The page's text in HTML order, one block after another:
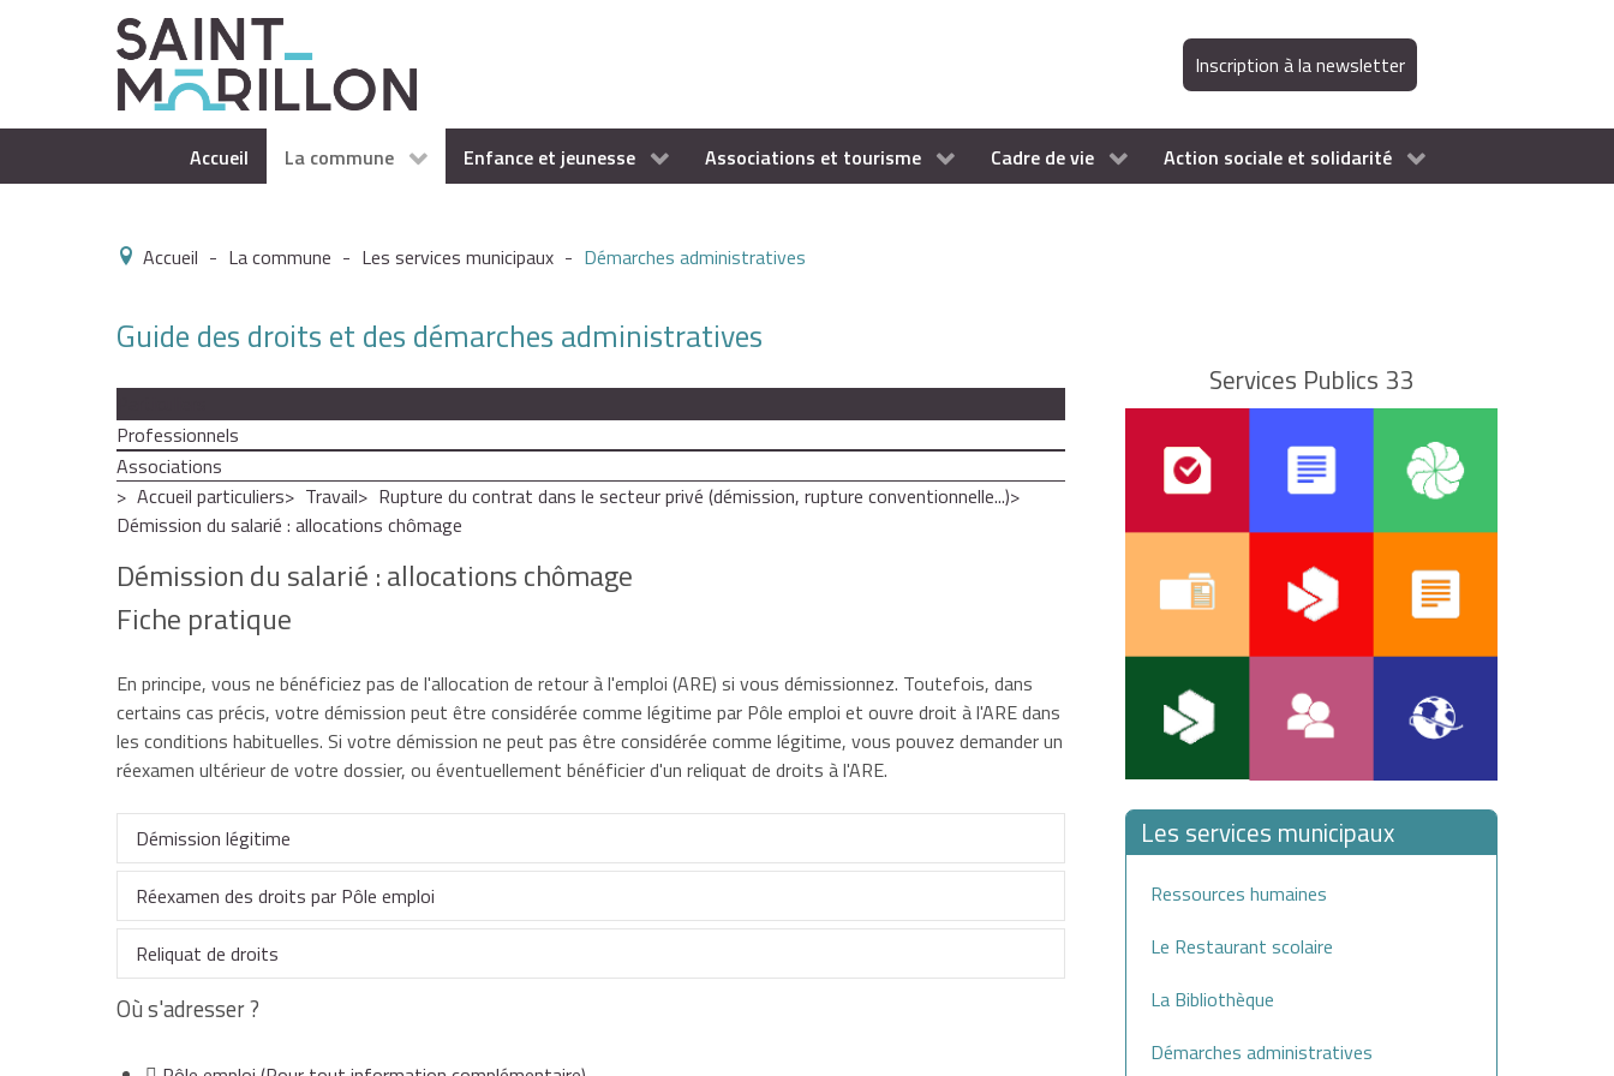
Inscription à la newsletter
Accueil La commune Enfance et jeunesse Associations et tourisme Cadre de vie Action sociale et solidarité
Accueil - La commune - Les services municipaux - Démarches administratives
Guide des droits et des démarches administratives
Professionnels
Associations
Accueil particuliers
Travail
Rupture du contrat dans le secteur privé (démission, rupture conventionnelle...)
Démission du salarié : allocations chômage
Démission du salarié : allocations chômage
Fiche pratique
En principe, vous ne bénéficiez pas de l'allocation de retour à l'emploi (ARE) si vous démissionnez. Toutefois, dans
certains cas précis, votre démission peut être considérée comme légitime par Pôle emploi et ouvre droit à l'ARE dans
les conditions habituelles. Si votre démission ne peut pas être considérée comme légitime, vous pouvez demander un
réexamen ultérieur de votre dossier, ou éventuellement bénéficier d'un reliquat de droits à l'ARE.
Démission légitime
Lorsque vous démissionnez, vous n'avez pas droit à l'ARE, sauf si votre démission est considérée comme
légitime par Pôle emploi. La démission légitime est prévue dans certains cas uniquement (déménagement,
nouvel emploi, non-paiement du salaire...).
Réexamen des droits par Pôle emploi
Si votre démission ne peut pas être considérée comme légitime, vous ne pouvez pas percevoir l'ARE.
votre situation afin d'obtenir le versement de l'ARE.
Reliquat de droits
vous pouvez bénéficier d'une reprise de vos droits même en cas de démission, sous conditions. En effet, votre
Où s'adresser ?
Services Publics 33
Les services municipaux
Ressources humaines
Le Restaurant scolaire
La Bibliothèque
Démarches administratives